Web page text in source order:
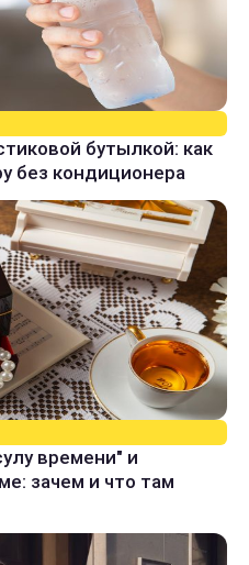
бутылкой: как
без кондиционера
времени" и
зачем и что там